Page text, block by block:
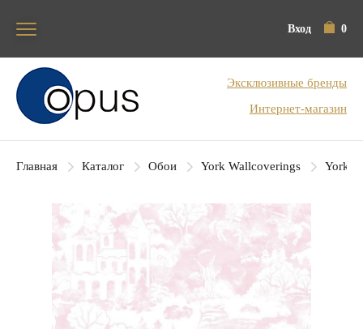
Вход 0
Блок поиска
Эксклюзивные бренды
Интернет-магазин
Главная Каталог Обои York Wallcoverings York